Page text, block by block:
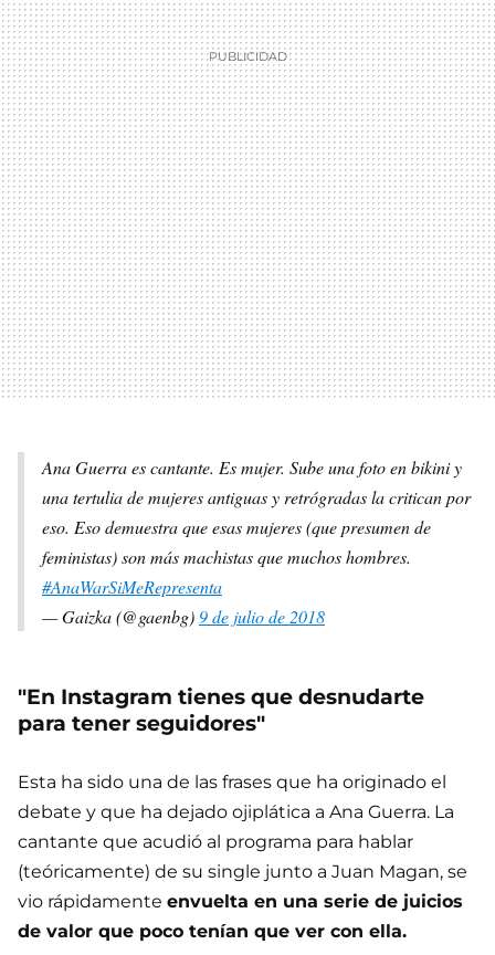
Ana Guerra es cantante. Es mujer. Sube una foto en bikini y
una tertulia de mujeres antiguas y retrógradas la critican por
eso. Eso demuestra que esas mujeres (que presumen de
feministas) son más machistas que muchos hombres.
#AnaWarSiMeRepresenta
— Gaizka (@gaenbg) 9 de julio de 2018
"En Instagram tienes que desnudarte
para tener seguidores"
Esta ha sido una de las frases que ha originado el
debate y que ha dejado ojiplática a Ana Guerra. La
cantante que acudió al programa para hablar
(teóricamente) de su single junto a Juan Magan, se
vio rápidamente envuelta en una serie de juicios
de valor que poco tenían que ver con ella.